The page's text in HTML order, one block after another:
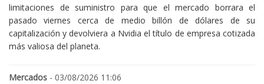
limitaciones de suministro para que el mercado borrara el
pasado viernes cerca de medio billón de dólares de su
capitalización y devolviera a Nvidia el título de empresa cotizada
más valiosa del planeta.
Mercados - 03/08/2026 11:06